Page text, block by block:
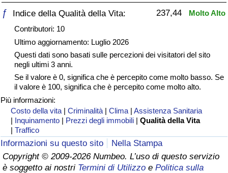
ƒ Indice della Qualità della Vita: 237,44
Molto Alto
Contributori: 10
Ultimo aggiornamento: Luglio 2026
Questi dati sono basati sulle percezioni dei visitatori del sito
negli ultimi 3 anni.
Se il valore è 0, significa che è percepito come molto basso. Se
il valore è 100, significa che è percepito come molto alto.
Più informazioni:
Costo della vita |Criminalità |Clima |Assistenza Sanitaria
| Inquinamento | Prezzi degli immobili |Qualità della Vita
|Traffico
Informazioni su questo sito
Nella Stampa
Copyright © 2009-2026 Numbeo. L’uso di questo servizio
è soggetto ai nostri Termini di Utilizzo e Politica sulla
Indice dell’Assistenza Sanitaria
Indice dell’Assistenza Sanitaria per
Nazione
Inquinamento
Indice dell’Inquinamento (Corrente)
Indice di inquinamento
Indice dell’Inquinamento per Nazione